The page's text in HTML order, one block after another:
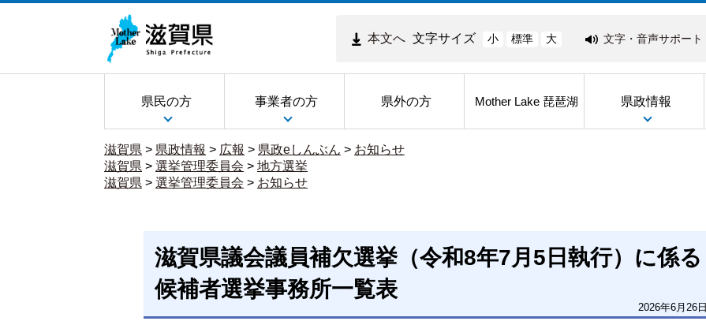
本文へ 文字サイズ 小 標準 大 文字・音声サポート
県民の方 事業者の方 県外の方 Mother Lake 琵琶湖 県政情報
滋賀県 > 県政情報 > 広報 > 県政eしんぶん > お知らせ
滋賀県 > 選挙管理委員会 > 地方選挙
滋賀県 > 選挙管理委員会 > お知らせ
滋賀県議会議員補欠選挙（令和8年7月5日執行）に係る
候補者選挙事務所一覧表
2026年6月26日